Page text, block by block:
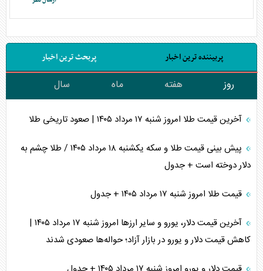
پربیننده ترین اخبار پربحث ترین اخبار
روز هفته ماه سال
آخرین قیمت طلا امروز شنبه ۱۷ مرداد ۱۴۰۵ | صعود تاریخی طلا
پیش بینی قیمت طلا و سکه یکشنبه ۱۸ مرداد ۱۴۰۵ / طلا چشم به
دلار دوخته است + جدول
قیمت طلا امروز شنبه ۱۷ مرداد ۱۴۰۵ + جدول
آخرین قیمت دلار، یورو و سایر ارز‌ها امروز شنبه ۱۷ مرداد ۱۴۰۵ |
کاهش قیمت دلار و یورو در بازار آزاد؛ حواله‌ها صعودی شدند